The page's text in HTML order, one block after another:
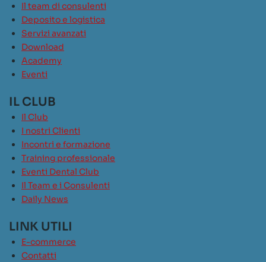
Il team di consulenti
Deposito e logistica
Servizi avanzati
Download
Academy
Eventi
IL CLUB
Il Club
I nostri Clienti
Incontri e formazione
Training professionale
Eventi Dental Club
Il Team e i Consulenti
Daily News
LINK UTILI
E-commerce
Contatti